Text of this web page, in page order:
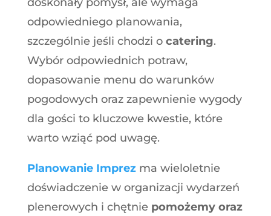
doskonały pomysł, ale wymaga
odpowiedniego planowania,
szczególnie jeśli chodzi o catering.
Wybór odpowiednich potraw,
dopasowanie menu do warunków
pogodowych oraz zapewnienie wygody
dla gości to kluczowe kwestie, które
warto wziąć pod uwagę.
Planowanie Imprezma wieloletnie
doświadczenie w organizacji wydarzeń
plenerowych i chętnie pomożemy oraz